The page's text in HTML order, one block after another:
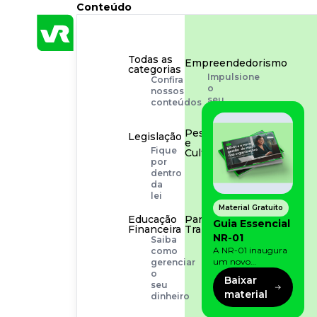
Conteúdo
Todas as
categorias
Confira
nossos
conteúdos
Empreendedorismo
Impulsione
o
seu
negócio
Legislação
Fique
por
dentro
da
lei
Pessoas
e
Cultura
Aprimore
cultura
organizacional
Educação
Financeira
Saiba
como
gerenciar
o
seu
dinheiro
Para o
Trabalhador
Tudo
para
facilitar
rotina
Material Gratuito
Guia Essencial
NR-01
A NR-01 inaugura
um novo
momento na
prevenção de riscos:
agora, além dos
fatores físicos e
Baixar
material